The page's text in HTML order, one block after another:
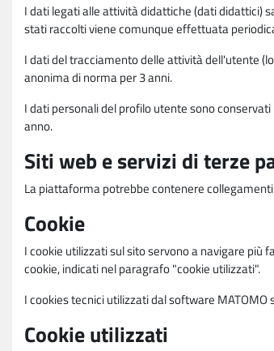
I dati legati alle attività didattiche (dati didattici)
stati raccolti viene comunque effettuata
I dati del tracciamento delle attività dell'utente
anonima di norma per 3 anni.
I dati personali del profilo utente sono
anno.
Siti web e servizi di terze
La piattaforma potrebbe contenere
Cookie
I cookie utilizzati sul sito servono a navigare più
cookie, indicati nel paragrafo "cookie utilizzati".
I cookies tecnici utilizzati dal software
Cookie utilizzati